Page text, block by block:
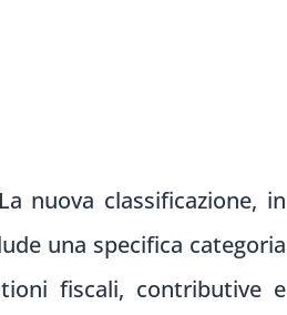
nuova classificazione, in
una specifica categoria
fiscali, contributive e